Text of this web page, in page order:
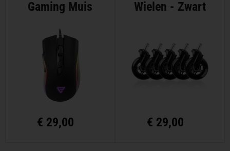
Gaming Muis
€ 29,00
Wielen - Zwart
€ 29,00